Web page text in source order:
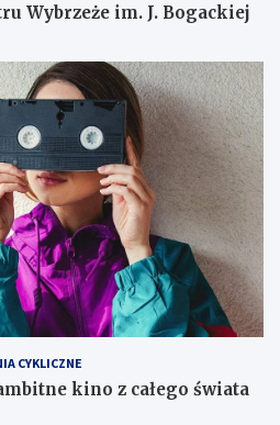
Wybrzeże im. J. Bogackiej
CYKLICZNE
kino z całego świata